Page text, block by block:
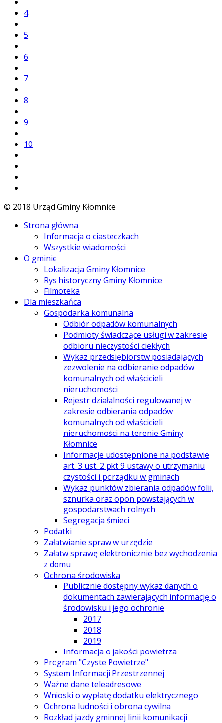
4
5
6
7
8
9
10
© 2018 Urząd Gminy Kłomnice
Strona główna
Informacja o ciasteczkach
Wszystkie wiadomości
O gminie
Lokalizacja Gminy Kłomnice
Rys historyczny Gminy Kłomnice
Filmoteka
Dla mieszkańca
Gospodarka komunalna
Odbiór odpadów komunalnych
Podmioty świadczące usługi w zakresie
odbioru nieczystości ciekłych
Wykaz przedsiębiorstw posiadających
zezwolenie na odbieranie odpadów
komunalnych od właścicieli
nieruchomości
Rejestr działalności regulowanej w
zakresie odbierania odpadów
komunalnych od właścicieli
nieruchomości na terenie Gminy
Kłomnice
Informacje udostępnione na podstawie
art. 3 ust. 2 pkt 9 ustawy o utrzymaniu
czystości i porządku w gminach
Wykaz punktów zbierania odpadów folii,
sznurka oraz opon powstających w
gospodarstwach rolnych
Segregacja śmieci
Podatki
Załatwianie spraw w urzędzie
Załatw sprawę elektronicznie bez wychodzenia
z domu
Ochrona środowiska
Publicznie dostępny wykaz danych o
dokumentach zawierających informację o
środowisku i jego ochronie
2017
2018
2019
Informacja o jakości powietrza
Program "Czyste Powietrze"
System Informacji Przestrzennej
Ważne dane teleadresowe
Wnioski o wypłatę dodatku elektrycznego
Ochrona ludności i obrona cywilna
Rozkład jazdy gminnej linii komunikacji